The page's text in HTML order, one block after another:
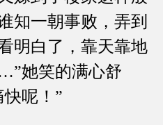
知一朝事败，弄到
明白了，靠天靠地
她笑的满心舒
呢！”